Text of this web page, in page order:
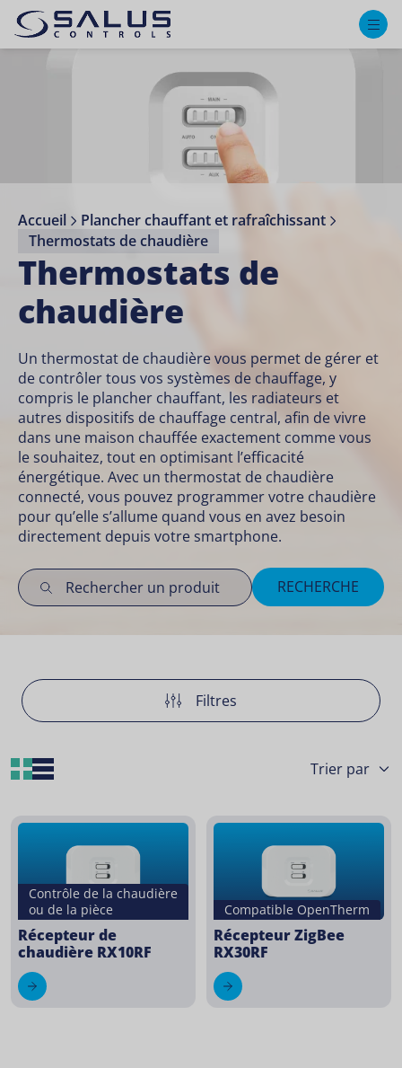
Accueil
Plancher chauffant et rafraîchissant
Thermostats de chaudière
Thermostats de
chaudière
Un thermostat de chaudière vous permet de gérer et
de contrôler tous vos systèmes de chauffage, y
compris le plancher chauffant, les radiateurs et
autres dispositifs de chauffage central, afin de vivre
dans une maison chauffée exactement comme vous
le souhaitez, tout en optimisant l’efficacité
énergétique. Avec un thermostat de chaudière
connecté, vous pouvez programmer votre chaudière
pour qu’elle s’allume quand vous en avez besoin
directement depuis votre smartphone.
RECHERCHE
Filtres
Grid Layout
Contrôle de la chaudière
ou de la pièce
Récepteur de
chaudière RX10RF
Compatible OpenTherm
Récepteur ZigBee
RX30RF